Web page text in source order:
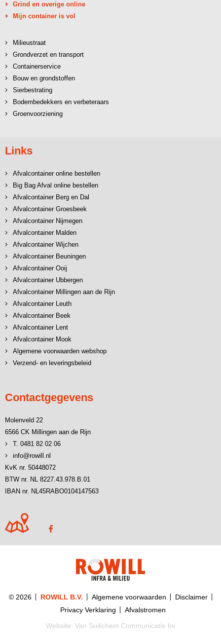
Grind en overige online
Mijn container is vol
Milieustraat
Grondverzet en transport
Containerservice
Bouw en grondstoffen
Sierbestrating
Bodembedekkers en verbeteraars
Groenvoorziening
Links
Afvalcontainer online bestellen
Big Bag Afval online bestellen
Afvalcontainer Berg en Dal
Afvalcontainer Groesbeek
Afvalcontainer Nijmegen
Afvalcontainer Malden
Afvalcontainer Wijchen
Afvalcontainer Beuningen
Afvalcontainer Ooij
Afvalcontainer Ubbergen
Afvalcontainer Millingen aan de Rijn
Afvalcontainer Leuth
Afvalcontainer Beek
Afvalcontainer Lent
Afvalcontainer Mook
Algemene voorwaarden webshop
Verzend- en leveringsbeleid
Contactgegevens
Molenveld 22
6566 CK Millingen aan de Rijn
T. 0481 82 02 06
info@rowill.nl
KvK nr. 50448072
BTW nr. NL 8227.43.978.B.01
IBAN nr. NL45RABO0104147563
© 2026 ROWILL B.V. Algemene voorwaarden
Disclaimer
Privacy Verklaring
Afvalstromen
Website: Van Suilichem Communicatie bv